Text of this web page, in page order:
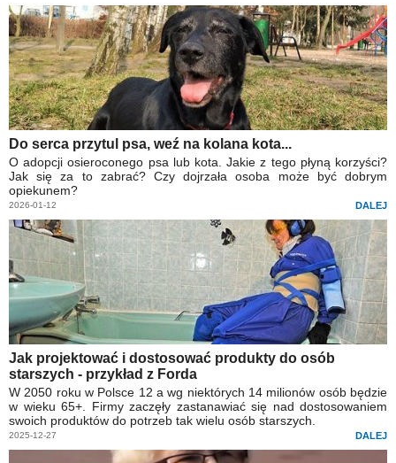
Do serca przytul psa, weź na kolana kota...
O adopcji osieroconego psa lub kota. Jakie z tego płyną korzyści?
Jak się za to zabrać? Czy dojrzała osoba może być dobrym
opiekunem?
2026-01-12 DALEJ
Jak projektować i dostosować produkty do osób
starszych - przykład z Forda
W 2050 roku w Polsce 12 a wg niektórych 14 milionów osób będzie
w wieku 65+. Firmy zaczęły zastanawiać się nad dostosowaniem
swoich produktów do potrzeb tak wielu osób starszych.
2025-12-27 DALEJ